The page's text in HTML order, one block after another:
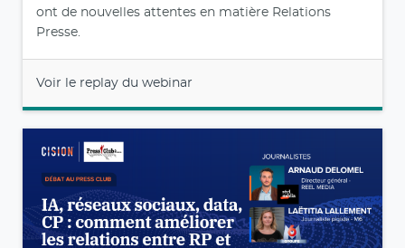
ont de nouvelles attentes en matière Relations
Presse.
Voir le replay du webinar